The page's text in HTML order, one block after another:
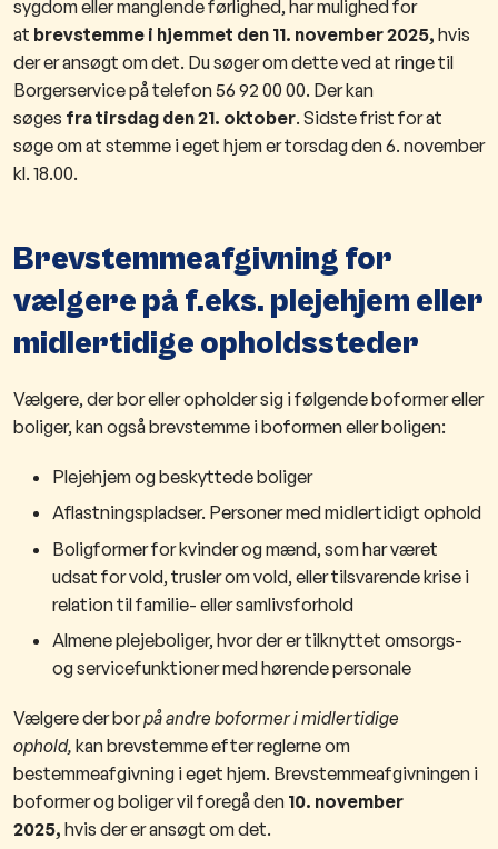
sygdom eller manglende førlighed, har mulighed for
at brevstemme i hjemmet den 11. november 2025, hvis
der er ansøgt om det. Du søger om dette ved at ringe til
Borgerservice på telefon 56 92 00 00. Der kan
søges fratirsdag den 21. oktober. Sidste frist for at
søge om at stemme i eget hjem er torsdag den 6. november
kl. 18.00.
​Brevstemmeafgivning for
vælgere på f.eks. plejehjem eller
midlertidige opholdssteder
Vælgere, der bor eller opholder sig i følgende boformer eller
boliger, kan også brevstemme i boformen eller boligen:
Plejehjem og beskyttede boliger
Aflastningspladser. Personer med midlertidigt ophold
Boligformer for kvinder og mænd, som har været
udsat for vold, trusler om vold, eller tilsvarende krise i
relation til familie- eller samlivsforhold
Almene plejeboliger, hvor der er tilknyttet omsorgs-
og servicefunktioner med hørende personale
Vælgere der borpå andre boformer i midlertidige
ophold, kan brevstemme efter reglerne om
bestemmeafgivning i eget hjem. Brevstemmeafgivningen i
boformer og boliger vil foregå den 10. november
2025, hvis der er ansøgt om det.